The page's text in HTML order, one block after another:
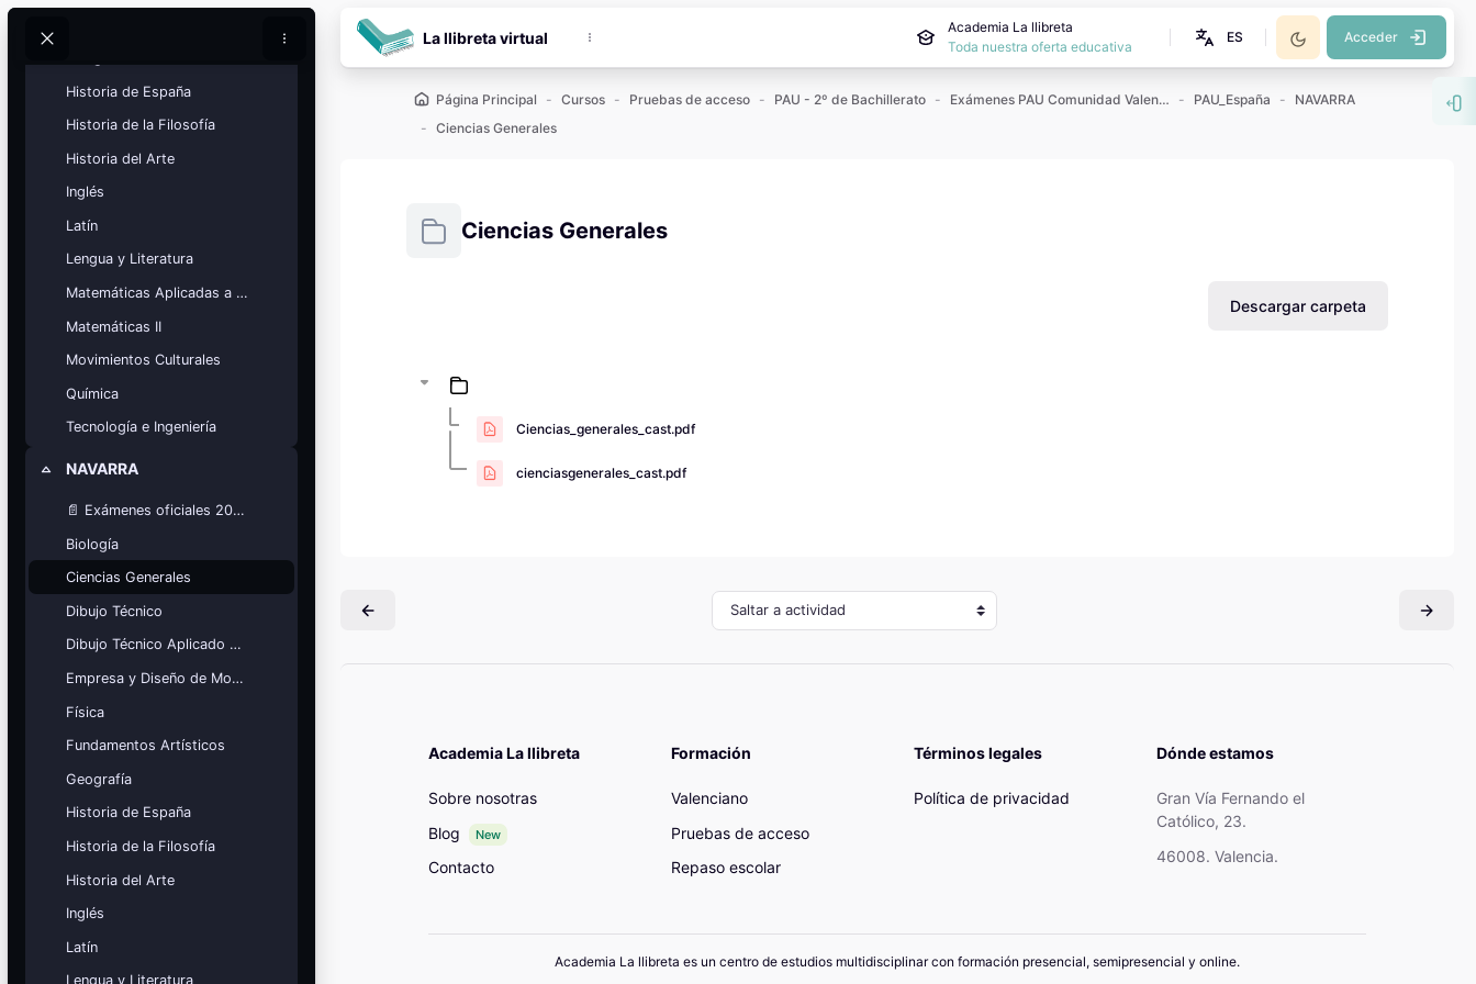
Buscar
BloquesCalendario
académico
clave.
Ver calendario
Mis cursos
¡Nos GUSTA lo que hacemos y se
NOTA!
Bloques
Historia de España
Historia de la Filosofía
Historia del Arte
Inglés
Latín
Lengua y Literatura
Matemáticas Aplicadas a las Ciencias Sociales
Matemáticas II
Movimientos Culturales
Química
Tecnología e Ingeniería
Colapsar
NAVARRA
📄 Exámenes oficiales 2025
Biología
Ciencias Generales
Dibujo Técnico
Dibujo Técnico Aplicado a las Artes
Empresa y Diseño de Modelos de Negocio
Física
Fundamentos Artísticos
Geografía
Historia de España
Historia de la Filosofía
Historia del Arte
Inglés
Latín
Lengua y Literatura
La llibreta virtual
Academia La llibreta
Toda nuestra oferta educativa
ES Acceder
Página Principal Cursos Pruebas de acceso PAU - 2º de Bachillerato Exámenes PAU Comunidad Valenciana PAU_España
NAVARRA
Ciencias Generales
Ciencias Generales
Descargar carpeta
Ciencias_generales_cast.pdf
cienciasgenerales_cast.pdf
Saltar a actividad
Academia La llibreta
Sobre nosotras
Blog
New
Contacto
Formación
Valenciano
Pruebas de acceso
Repaso escolar
Términos legales
Política de privacidad
Dónde estamos
Gran Vía Fernando el
Católico, 23.
46008. Valencia.
Academia La llibreta es un centro de estudios multidisciplinar con formación presencial, semipresencial y online.